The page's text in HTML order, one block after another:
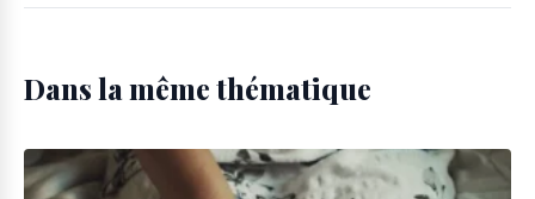
Dans la même thématique